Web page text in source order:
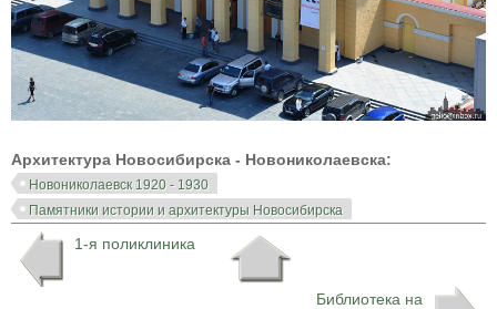
Архитектура Новосибирска - Новониколаевска:
Новониколаевск 1920 - 1930
Памятники истории и архитектуры Новосибирска
1-я поликлиника
Библиотека на